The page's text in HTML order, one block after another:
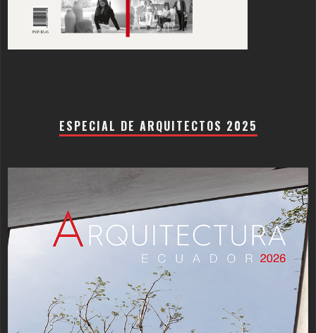
ESPECIAL DE ARQUITECTOS 2025